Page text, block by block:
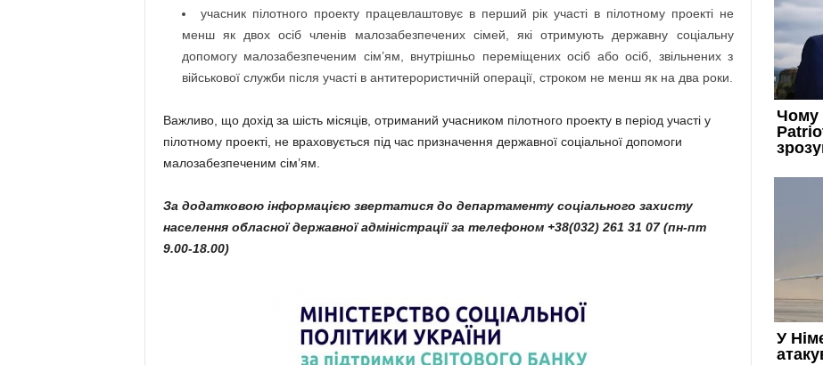
учасник пілотного проекту працевлаштовує в перший рік участі в пілотному проекті не
менш як двох осіб членів малозабезпечених сімей, які отримують державну соціальну
допомогу малозабезпеченим сім’ям, внутрішньо переміщених осіб або осіб, звільнених з
військової служби після участі в антитерористичній операції, строком не менш як на два роки.
Важливо, що дохід за шість місяців, отриманий учасником пілотного проекту в період участі у
пілотному проекті, не враховується під час призначення державної соціальної допомоги
малозабезпеченим сім’ям.
За додатковою інформацією звертатися до департаменту соціального захисту
населення обласної державної адміністрації за телефоном +38(032) 261 31 07 (пн-пт
9.00-18.00)